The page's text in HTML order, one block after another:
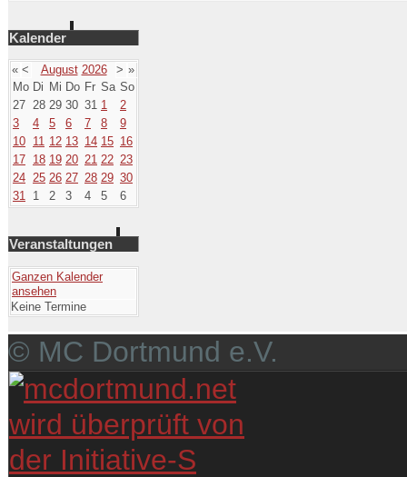
Kalender
« < August 2026 > »
Mo Di Mi Do Fr Sa So
27 28 29 30 31 1
2
3
4 5 6 7 8
9
10 11 12 13 14 15 16
17 18 19 20 21 22 23
24 25 26 27 28 29 30
31 1 2 3 4 5 6
Veranstaltungen
Ganzen Kalender
ansehen
Keine Termine
© MC Dortmund e.V.